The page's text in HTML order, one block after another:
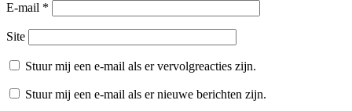
E-mail *
Site
Stuur mij een e-mail als er vervolgreacties zijn.
Stuur mij een e-mail als er nieuwe berichten zijn.